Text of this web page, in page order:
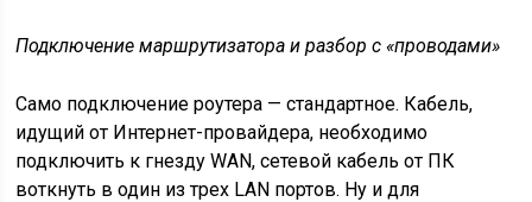
Подключение маршрутизатора и разбор с «проводами»
Само подключение роутера — стандартное. Кабель,
идущий от Интернет-провайдера, необходимо
подключить к гнезду WAN, сетевой кабель от ПК
воткнуть в один из трех LAN портов. Ну и для